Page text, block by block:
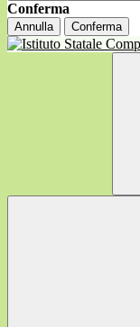
Conferma
Annulla Conferma